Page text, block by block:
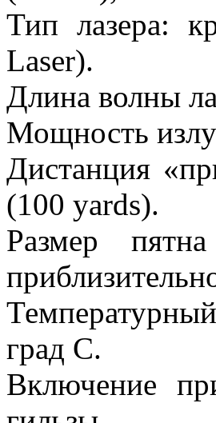
Тип лазера:
Laser).
Длина волны
Мощность
Дистанция
(100 yards).
Размер
град C.
Включение